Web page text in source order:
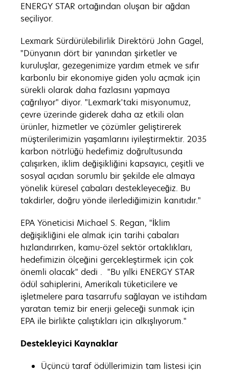
ENERGY STAR ortağından oluşan bir ağdan
seçiliyor.
Lexmark Sürdürülebilirlik Direktörü John Gagel,
"Dünyanın dört bir yanından şirketler ve
kuruluşlar, gezegenimize yardım etmek ve sıfır
karbonlu bir ekonomiye giden yolu açmak için
sürekli olarak daha fazlasını yapmaya
çağrılıyor" diyor. "Lexmark'taki misyonumuz,
çevre üzerinde giderek daha az etkili olan
ürünler, hizmetler ve çözümler geliştirerek
müşterilerimizin yaşamlarını iyileştirmektir. 2035
karbon nötrlüğü hedefimiz doğrultusunda
çalışırken, iklim değişikliğini kapsayıcı, çeşitli ve
sosyal açıdan sorumlu bir şekilde ele almaya
yönelik küresel çabaları destekleyeceğiz. Bu
takdirler, doğru yönde ilerlediğimizin kanıtıdır."
EPA Yöneticisi Michael S. Regan, "İklim
değişikliğini ele almak için tarihi çabaları
hızlandırırken, kamu-özel sektör ortaklıkları,
hedefimizin ölçeğini gerçekleştirmek için çok
önemli olacak" dedi . "Bu yılki ENERGY STAR
ödül sahiplerini, Amerikalı tüketicilere ve
işletmelere para tasarrufu sağlayan ve istihdam
yaratan temiz bir enerji geleceği sunmak için
EPA ile birlikte çalıştıkları için alkışlıyorum."
Destekleyici Kaynaklar
Üçüncü taraf ödüllerimizin tam listesi için